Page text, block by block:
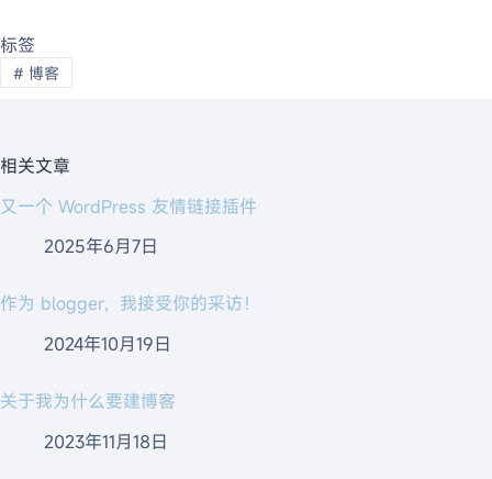
标签
# 博客
相关文章
又一个 WordPress 友情链接插件
2025年6月7日
作为 blogger，我接受你的采访！
2024年10月19日
关于我为什么要建博客
2023年11月18日